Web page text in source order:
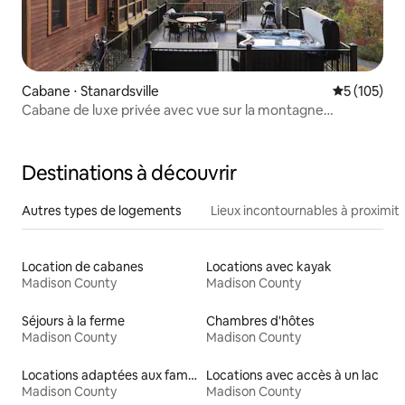
Cabane ⋅ Stanardsville Évaluation
5 (105)
Cabane de luxe privée avec vue sur la montagne
Destinations à découvrir
Autres types de logements Lieux incontournables à
Location de cabanes
Madison County
Locations avec kayak
Madison County
Séjours à la ferme
Madison County
Chambres d'hôtes
Madison County
Locations adaptées aux familles
Madison County
Locations avec accès à un lac
Madison County